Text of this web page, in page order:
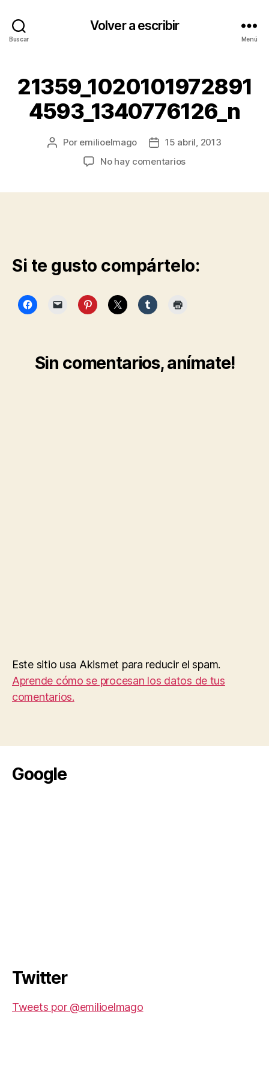
Buscar
Volver a escribir
Menú
21359_1020101972891
4593_1340776126_n
Autor
Por emilioelmago
Fecha
de
15 abril, 2013
No hay comentariosen
Si te gusto compártelo:
Sin comentarios, anímate!
Este sitio usa Akismet para reducir el spam.
Aprende cómo se procesan los datos de tus
comentarios.
Google
Twitter
Tweets por @emilioelmago